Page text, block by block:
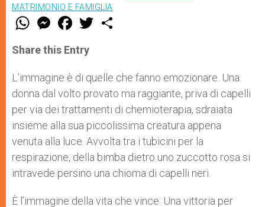
MATRIMONIO E FAMIGLIA
W
t
s
p
p
M
e
s
e
g
e
r
F
a
e
b
o
k
w
r
Share this Entry
L’immagine è di quelle che fanno emozionare. Una
donna dal volto provato ma raggiante, priva di capelli
per via dei trattamenti di chemioterapia, sdraiata
insieme alla sua piccolissima creatura appena
venuta alla luce. Avvolta tra i tubicini per la
respirazione, della bimba dietro uno zuccotto rosa si
intravede persino una chioma di capelli neri.
È l’immagine della vita che vince. Una vittoria per